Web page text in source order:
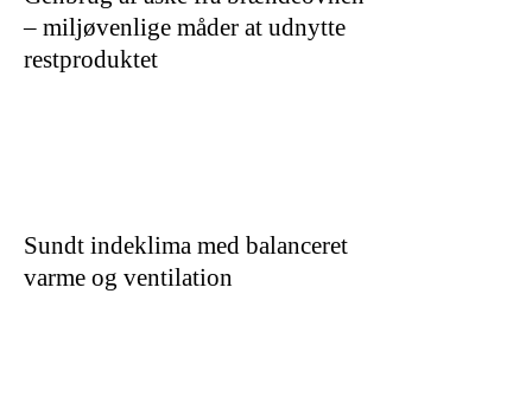
– miljøvenlige måder at udnytte
restproduktet
Sundt indeklima med balanceret
varme og ventilation